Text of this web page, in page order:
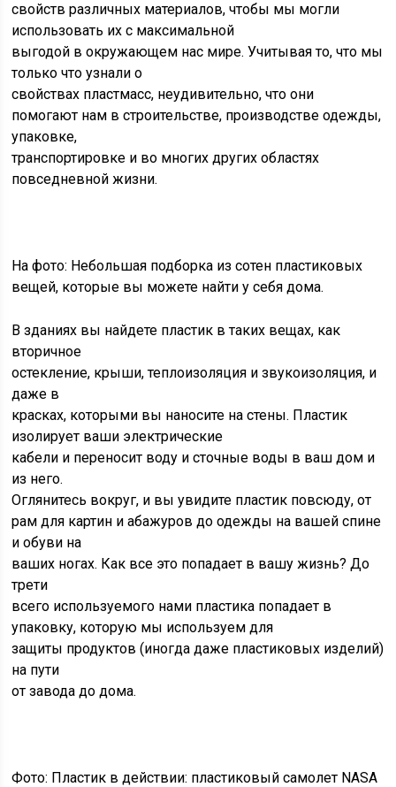
свойств различных материалов, чтобы мы могли
использовать их с максимальной
выгодой в окружающем нас мире. Учитывая то, что мы
только что узнали о
свойствах пластмасс, неудивительно, что они
помогают нам в строительстве, производстве одежды,
упаковке,
транспортировке и во многих других областях
повседневной жизни.
На фото: Небольшая подборка из сотен пластиковых
вещей, которые вы можете найти у себя дома.
В зданиях вы найдете пластик в таких вещах, как
вторичное
остекление, крыши, теплоизоляция и звукоизоляция, и
даже в
красках, которыми вы наносите на стены. Пластик
изолирует ваши электрические
кабели и переносит воду и сточные воды в ваш дом и
из него.
Оглянитесь вокруг, и вы увидите пластик повсюду, от
рам для картин и абажуров до одежды на вашей спине
и обуви на
ваших ногах. Как все это попадает в вашу жизнь? До
трети
всего используемого нами пластика попадает в
упаковку, которую мы используем для
защиты продуктов (иногда даже пластиковых изделий)
на пути
от завода до дома.
Фото: Пластик в действии: пластиковый самолет NASA